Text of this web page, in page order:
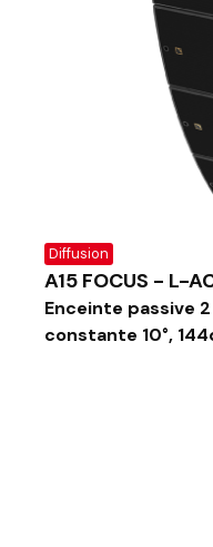
Diffusion
A15 FOCUS - L-
Enceinte passive
constante 10°,